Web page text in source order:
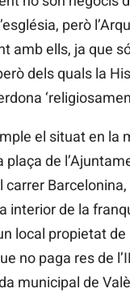
però
amb ells, ja que
dels quals la
el situat en la
plaça de
carrer
interior de la
local propietat de
no paga res de
municipal de